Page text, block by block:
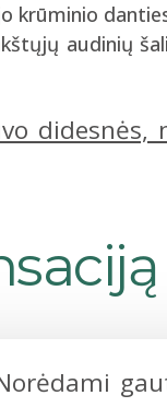
audinių